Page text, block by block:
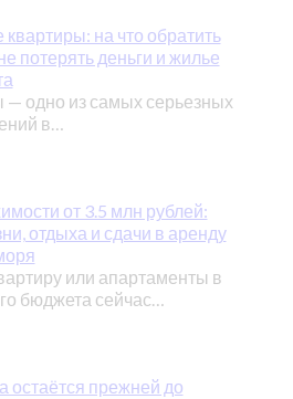
квартиры: на что обратить
потерять деньги и жилье
— одно из самых серьезных
в…
от 3.5 млн рублей:
отдыха и сдачи в аренду
или апартаменты в
бюджета сейчас…
остаётся прежней до